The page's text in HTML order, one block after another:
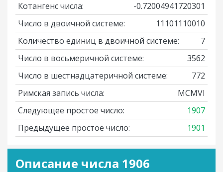
Котангенс числа:
-0.72004941720301
Число в двоичной системе:
11101110010
Количество единиц в двоичной системе:
7
Число в восьмеричной системе:
3562
Число в шестнадцатеричной системе:
772
Римская запись числа:
MCMVI
Следующее простое число:
1907
Предыдущее простое число:
1901
Описание числа 1906